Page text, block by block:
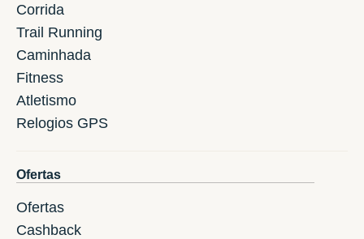
Corrida
Trail Running
Caminhada
Fitness
Atletismo
Relogios GPS
Ofertas
Ofertas
Cashback